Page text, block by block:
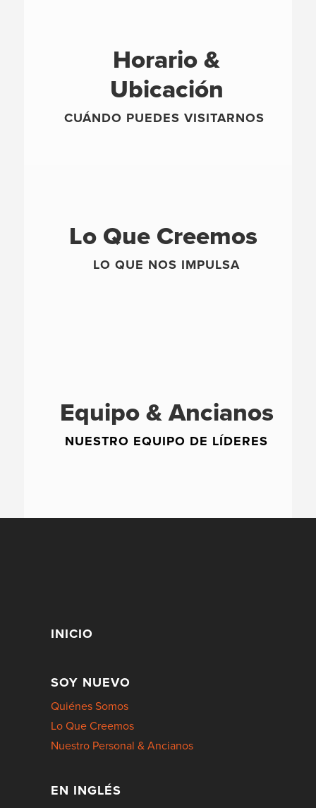
Horario &
Ubicación
CUÁNDO PUEDES VISITARNOS
Lo Que Creemos
LO QUE NOS IMPULSA
Equipo & Ancianos
NUESTRO EQUIPO DE LÍDERES
INICIO
SOY NUEVO
Quiénes Somos
Lo Que Creemos
Nuestro Personal & Ancianos
EN INGLÉS